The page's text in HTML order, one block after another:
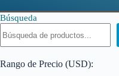
Búsqueda
Rango de Precio (USD):